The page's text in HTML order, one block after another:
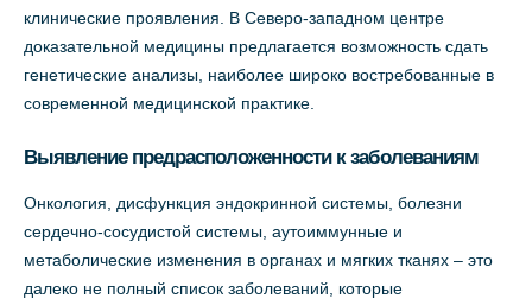
клинические проявления. В Северо-западном центре
доказательной медицины предлагается возможность сдать
генетические анализы, наиболее широко востребованные в
современной медицинской практике.
Выявление предрасположенности к заболеваниям
Онкология, дисфункция эндокринной системы, болезни
сердечно-сосудистой системы, аутоиммунные и
метаболические изменения в органах и мягких тканях – это
далеко не полный список заболеваний, которые